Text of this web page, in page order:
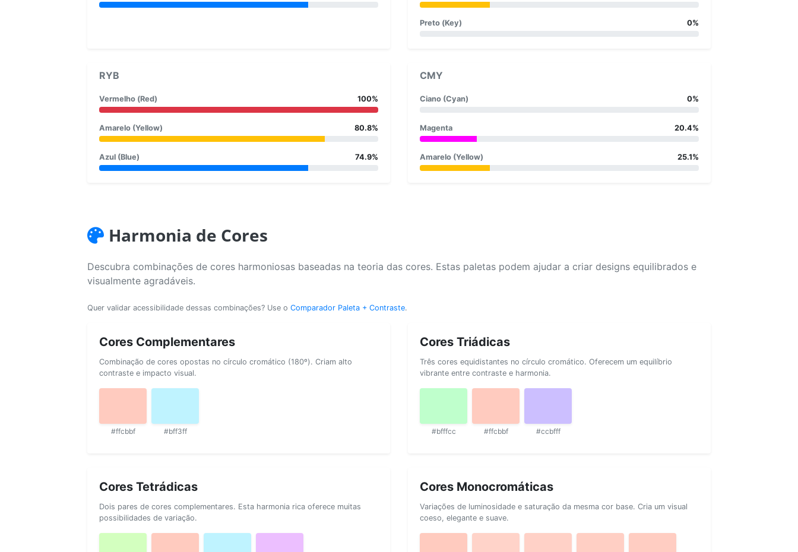
Preto (Key) 0%
RYB
Vermelho (Red) 100%
Amarelo (Yellow) 80.8%
Azul (Blue) 74.9%
CMY
Ciano (Cyan) 0%
Magenta 20.4%
Amarelo (Yellow) 25.1%
Harmonia de Cores
Descubra combinações de cores harmoniosas baseadas na teoria das cores. Estas paletas podem ajudar a criar designs equilibrados e
visualmente agradáveis.
Quer validar acessibilidade dessas combinações? Use o Comparador Paleta + Contraste.
Cores Complementares
Combinação de cores opostas no círculo cromático (180º). Criam alto
contraste e impacto visual.
#ffcbbf #bff3ff
Cores Triádicas
Três cores equidistantes no círculo cromático. Oferecem um equilíbrio
vibrante entre contraste e harmonia.
#bfffcc #ffcbbf #ccbfff
Cores Tetrádicas
Dois pares de cores complementares. Esta harmonia rica oferece muitas
possibilidades de variação.
Cores Monocromáticas
Variações de luminosidade e saturação da mesma cor base. Cria um visual
coeso, elegante e suave.